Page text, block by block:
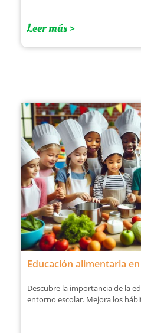
Leer más >
Educación alimentaria
Descubre la importancia de la
entorno escolar. Mejora los